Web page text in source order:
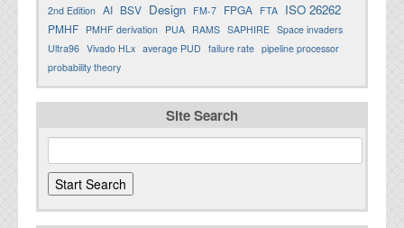
2nd Edition AI BSV Design FM-7 FPGA FTA ISO 26262
PMHF PMHF derivation PUA RAMS SAPHIRE Space invaders
Ultra96 Vivado HLx average PUD failure rate pipeline processor
probability theory
Site Search